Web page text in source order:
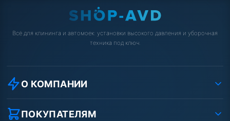
Всё для клининга и автомоек: установки высокого давления и уборочная
техника под ключ.
О КОМПАНИИ
О компании
Реквизиты ООО «Шоп АВД»
ПОКУПАТЕЛЯМ